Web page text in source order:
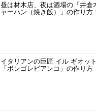
昼は材木店、夜は酒場の『井倉
ャーハン（焼き飯）」の作り方
イタリアンの巨匠 イル ギオッ
「ボンゴレビアンコ」の作り方